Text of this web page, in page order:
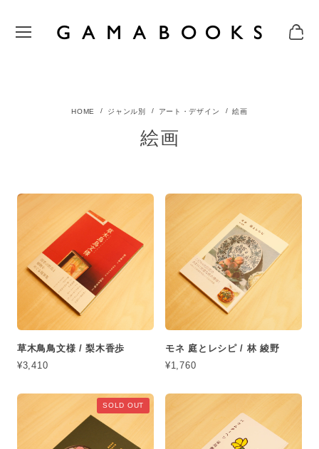
ジャンル別 アート・デザイン 絵画
絵画
草木鳥鳥文様 / 梨木香歩
¥3,410
モネ 庭とレシピ / 林 綾野
¥1,760
SOLD OUT